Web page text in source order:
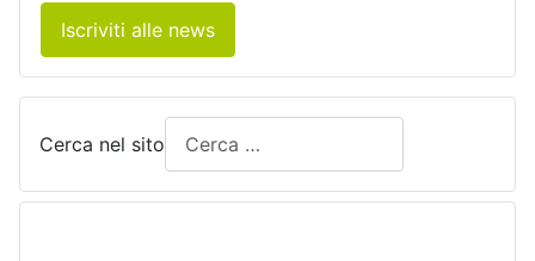
Iscriviti alle news
Cerca nel sito